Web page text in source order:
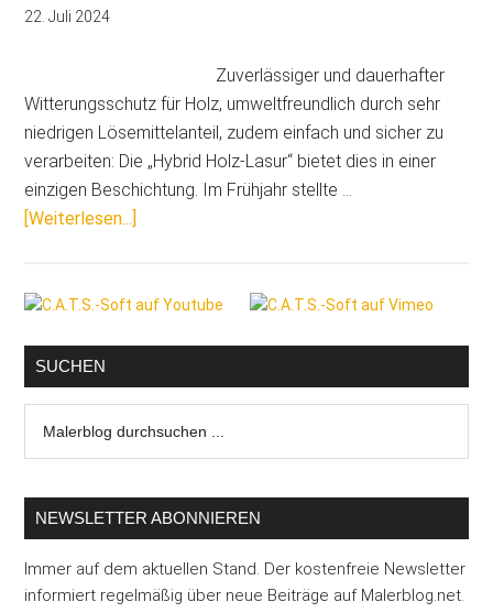
22. Juli 2024
Zuverlässiger und dauerhafter
Witterungsschutz für Holz, umweltfreundlich durch sehr
niedrigen Lösemittelanteil, zudem einfach und sicher zu
verarbeiten: Die „Hybrid Holz-Lasur“ bietet dies in einer
einzigen Beschichtung. Im Frühjahr stellte …
[Weiterlesen...]
Weniger
Biozide,
Seitenspalte
SUCHEN
durchsuchen
NEWSLETTER ABONNIEREN
Immer auf dem aktuellen Stand. Der kostenfreie Newsletter
informiert regelmäßig über neue Beiträge auf Malerblog.net.